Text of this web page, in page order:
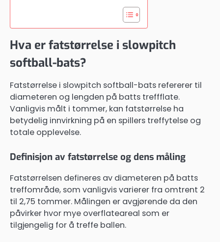
Hva er fatstørrelse i slowpitch
softball-bats?
Fatstørrelse i slowpitch softball-bats refererer til
diameteren og lengden på batts treffflate.
Vanligvis målt i tommer, kan fatstørrelse ha
betydelig innvirkning på en spillers treffytelse og
totale opplevelse.
Definisjon av fatstørrelse og dens måling
Fatstørrelsen defineres av diameteren på batts
treffområde, som vanligvis varierer fra omtrent 2
til 2,75 tommer. Målingen er avgjørende da den
påvirker hvor mye overflateareal som er
tilgjengelig for å treffe ballen.